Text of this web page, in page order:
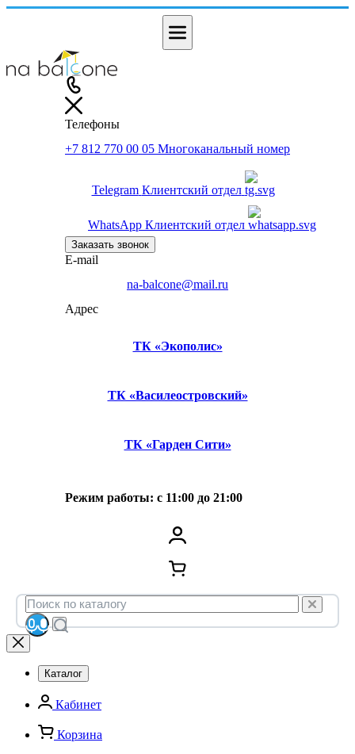
Телефоны
+7 812 770 00 05 Многоканальный номер
Telegram Клиентский отдел
WhatsApp Клиентский отдел
Заказать звонок
E-mail
na-balcone@mail.ru
Адрес
ТК «Экополис»
ТК «Василеостровский»
ТК «Гарден Сити»
Режим работы: с 11:00 до 21:00
Каталог
Кабинет
Корзина